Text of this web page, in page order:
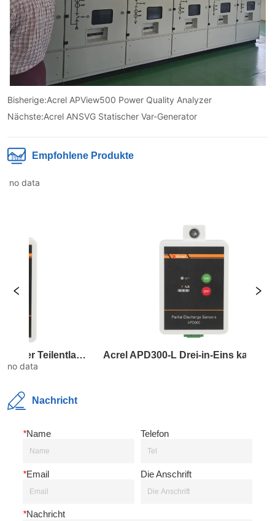
Bisherige:Acrel APView500 Power Quality Analyzer
Nächste:Acrel ANSVG Statischer Var-Generator
Empfohlene Produkte
no data
Acrel APD300-L Drei-in-Eins kabelgebundener Teilentladungssensor
no data
Nachricht
*Name Telefon
*Email Die Anschrift
*Nachricht